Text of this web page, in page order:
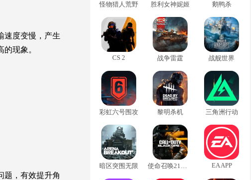
速度变慢，产生
现象。
题，有效提升角
怪物猎人荒野 胜利女神妮姬 鹅鸭杀
CS 2 战争雷霆 战舰世界
彩虹六号围攻 黎明杀机 三角洲行动
暗区突围无限 使命召唤21黑色行动6 EA APP